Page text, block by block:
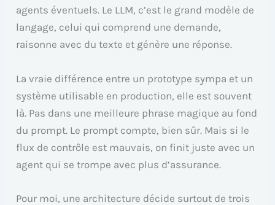
agents éventuels. Le LLM, c’est le grand modèle de
langage, celui qui comprend une demande,
raisonne avec du texte et génère une réponse.
La vraie différence entre un prototype sympa et un
système utilisable en production, elle est souvent
là. Pas dans une meilleure phrase magique au fond
du prompt. Le prompt compte, bien sûr. Mais si le
flux de contrôle est mauvais, on finit juste avec un
agent qui se trompe avec plus d’assurance.
Pour moi, une architecture décide surtout de trois